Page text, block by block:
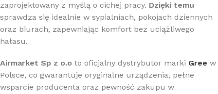
zaprojektowany z myślą o cichej pracy. Dzięki temu
sprawdza się idealnie w sypialniach, pokojach dziennych
oraz biurach, zapewniając komfort bez uciążliwego
hałasu.
Airmarket Sp z o.o to oficjalny dystrybutor marki Gree w
Polsce, co gwarantuje oryginalne urządzenia, pełne
wsparcie producenta oraz pewność zakupu w